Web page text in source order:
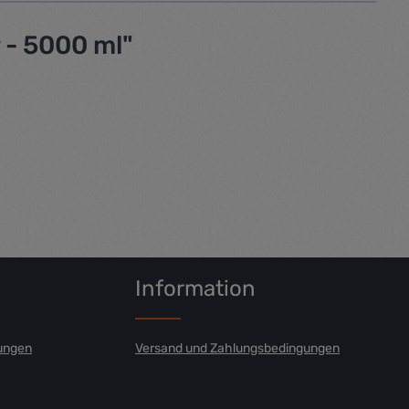
5000 ml"
Information
Versand und Zahlungsbedingungen